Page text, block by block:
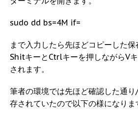
sudo dd bs=4M if=
まで入力したら先ほどコピーした
ShitキーとCtrlキーを押しながらV
されます。
筆者の環境では先ほど確認した通
存されていたので以下の様になりま